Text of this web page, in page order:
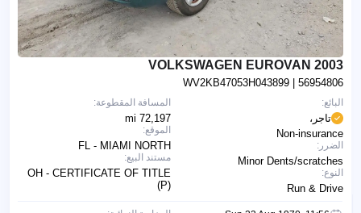
2003 VOLKSWAGEN EUROVAN
WV2KB47053H043899 | 56954806
المسافة المقطوعة:
72,197 mi
الموقع:
FL - MIAMI NORTH
مستند البيع:
OH - CERTIFICATE OF TITLE
(P)
البائع:
تاجر،
Non-insurance
الضرر:
Minor Dents/scratches
النوع:
Run & Drive